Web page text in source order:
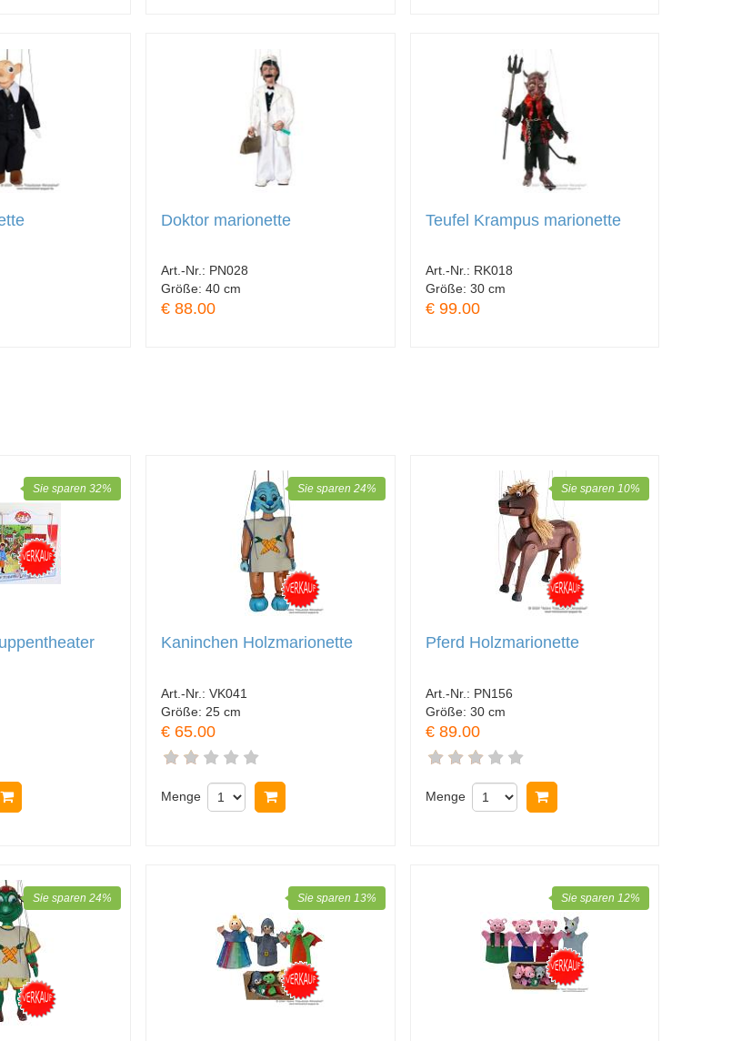
Doktor marionette
Art.-Nr.: PN028
Größe:40 cm
€ 88.00
Teufel Krampus marionette
Art.-Nr.: RK018
Größe: 30 cm
€ 99.00
Sie sparen 32%
Kaninchen Holzmarionette
Art.-Nr.:VK041
Größe: 25 cm
€ 65.00
Sie sparen 24%
Menge
Pferd Holzmarionette
Art.-Nr.: PN156
Größe: 30 cm
€ 89.00
Sie sparen 10%
Menge
Sie sparen 24% Sie sparen 13% Sie sparen 12%